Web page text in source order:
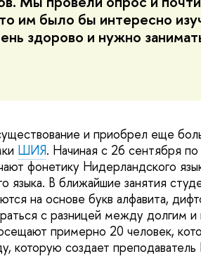
им было бы интересно
здорово и нужно
и приобрел еще
ШИЯ. Начиная с 26 сентября
фонетику Нидерландского
языка. В ближайшие занятия
на основе букв алфавита,
с разницей между долгим
примерно 20 человек,
которую создает